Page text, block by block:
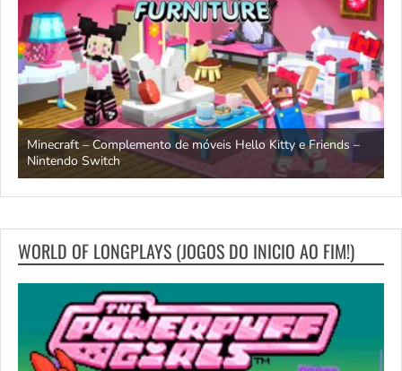
Minecraft – Complemento de móveis Hello Kitty e Friends –
Nintendo Switch
WORLD OF LONGPLAYS (JOGOS DO INICIO AO FIM!)